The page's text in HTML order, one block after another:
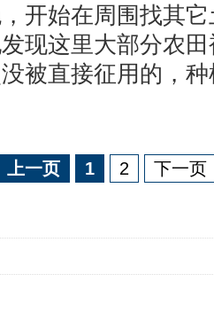
开始在周围找其
现这里大部分农
被直接征用的，
上一页 1 2 下一页